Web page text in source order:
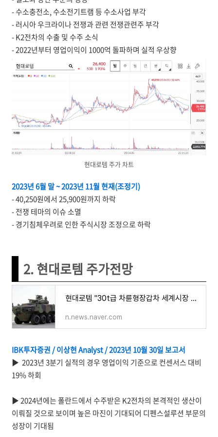
- 수소충전소, 수소전기트램 등 수소사업 부각
- 러시아 우크라이나 전쟁과 관련 전쟁관련주 부각
- K2전차의 수출 및 수주 소식
- 2022년부터 영업이익이 1000억 돌파하며 실적 우상향
현대로템 주가 차트
2023년 6월 말 ~ 2023년 11월 현재(조정기)
- 40,250원에서 25,900원까지 하락
- 전쟁 테마의 이슈 소멸
- 경기침체우려로 인한 주식시장 조정으로 하락
2. 현대로템 주가전망
현대로템 "30t급 차륜형장갑차 세계시장 뚫는다"
n.news.naver.com
IBK투자증권 / 이상현 Analyst / 2023년 10월 30일 보고서
▶ 2023년 3분기 실적의 경우 영업이익 기준으로 컨센서스 대비
19% 하회
▶ 2024년에는 폴란드에서 수주받은 K2전차의 본격적인 생산이
이뤄질 것으로 보이며 높은 마진이 기대되어 디펜스설루션 부문의
성장이 기대됨